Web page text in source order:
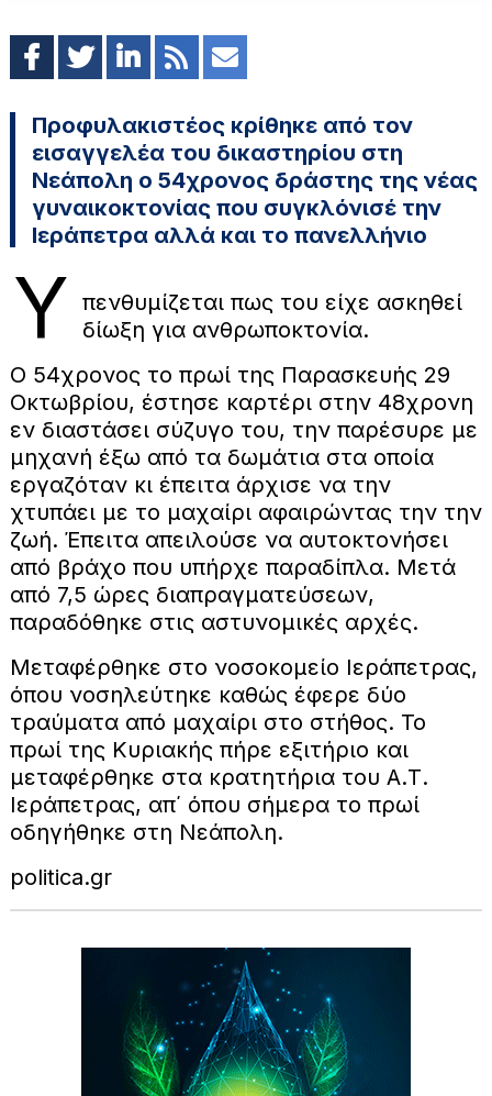
Προφυλακιστέος κρίθηκε από τον
εισαγγελέα του δικαστηρίου στη
Νεάπολη ο 54χρονος δράστης της νέας
γυναικοκτονίας που συγκλόνισέ την
Ιεράπετρα αλλά και το πανελλήνιο
Υ πενθυμίζεται πως του είχε ασκηθεί
δίωξη για ανθρωποκτονία.
Ο 54χρονος το πρωί της Παρασκευής 29
Οκτωβρίου, έστησε καρτέρι στην 48χρονη
εν διαστάσει σύζυγο του, την παρέσυρε με
μηχανή έξω από τα δωμάτια στα οποία
εργαζόταν κι έπειτα άρχισε να την
χτυπάει με το μαχαίρι αφαιρώντας την την
ζωή. Έπειτα απειλούσε να αυτοκτονήσει
από βράχο που υπήρχε παραδίπλα. Μετά
από 7,5 ώρες διαπραγματεύσεων,
παραδόθηκε στις αστυνομικές αρχές.
Μεταφέρθηκε στο νοσοκομείο Ιεράπετρας,
όπου νοσηλεύτηκε καθώς έφερε δύο
τραύματα από μαχαίρι στο στήθος. Το
πρωί της Κυριακής πήρε εξιτήριο και
μεταφέρθηκε στα κρατητήρια του Α.Τ.
Ιεράπετρας, απ΄ όπου σήμερα το πρωί
οδηγήθηκε στη Νεάπολη.
politica.gr